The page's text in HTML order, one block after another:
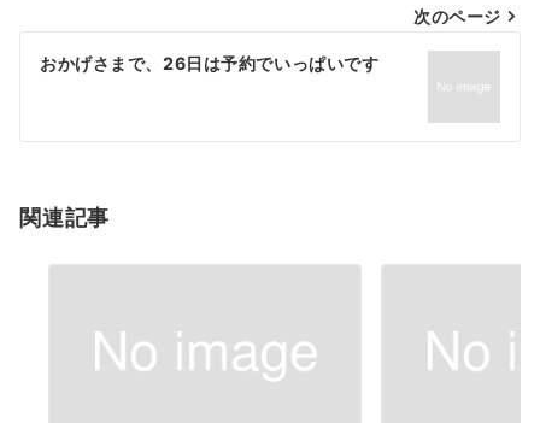
ビ
ゲ
シ
ン
次のページ
おかげさまで、26日は予約でいっぱいです
関連記事